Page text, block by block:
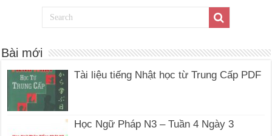
Bài mới
Tài liệu tiếng Nhật học từ Trung Cấp PDF
Học Ngữ Pháp N3 – Tuần 4 Ngày 3